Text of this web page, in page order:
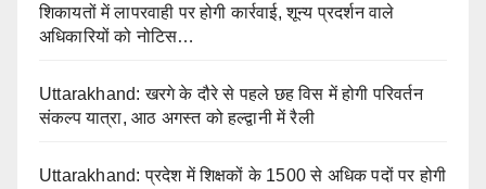
शिकायतों में लापरवाही पर होगी कार्रवाई, शून्य प्रदर्शन वाले
अधिकारियों को नोटिस…
Uttarakhand: खरगे के दौरे से पहले छह विस में होगी परिवर्तन
संकल्प यात्रा, आठ अगस्त को हल्द्वानी में रैली
Uttarakhand: प्रदेश में शिक्षकों के 1500 से अधिक पदों पर होगी